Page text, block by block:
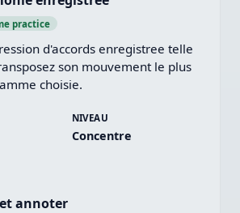
practice
d'accords enregistree telle
son mouvement le plus
choisie.
NIVEAU
Concentre
annoter